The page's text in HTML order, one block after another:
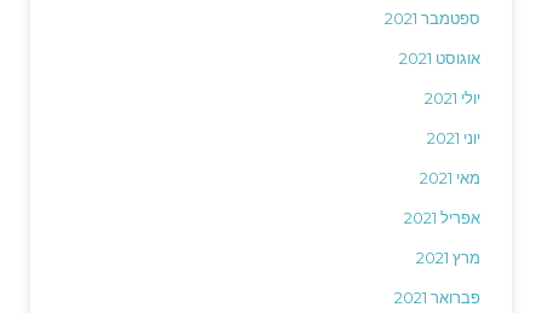
ספטמבר 2021
אוגוסט 2021
יולי 2021
יוני 2021
מאי 2021
אפריל 2021
מרץ 2021
פברואר 2021